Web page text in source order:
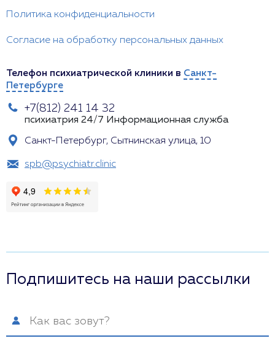
Политика конфиденциальности
Согласие на обработку персональных данных
Телефон психиатрической клиники в Санкт-
Петербурге
+7(812) 241 14 32
психиатрия 24/7 Информационная служба
Санкт-Петербург, Сытнинская улица, 10
spb@psychiatr.clinic
Подпишитесь на наши рассылки